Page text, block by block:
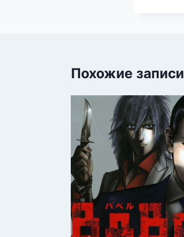
Похожие записи